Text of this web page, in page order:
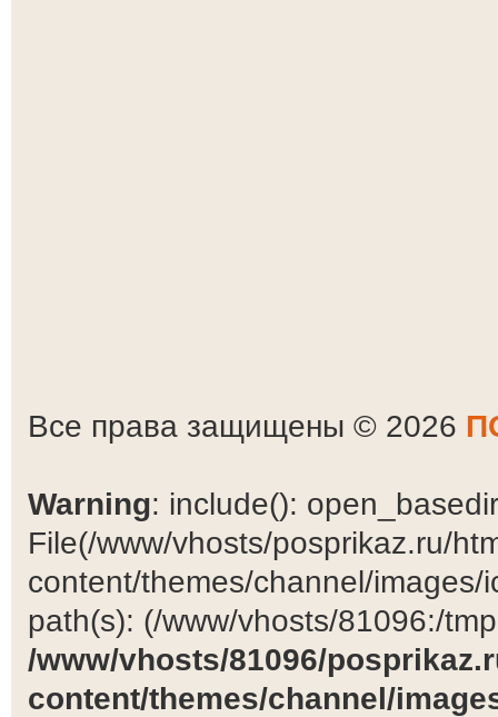
Все права защищены © 2026
Warning: include():
File(/www/vhosts/posprikaz.ru/
content/themes/channel/
path(s): (/www/vhosts/81096:/
/www/vhosts/81096/
content/themes/channel/